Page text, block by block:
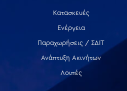
Κατασκευές
Ενέργεια
Παραχωρήσεις / ΣΔΙΤ
Ανάπτυξη Ακινήτων
Λοιπές